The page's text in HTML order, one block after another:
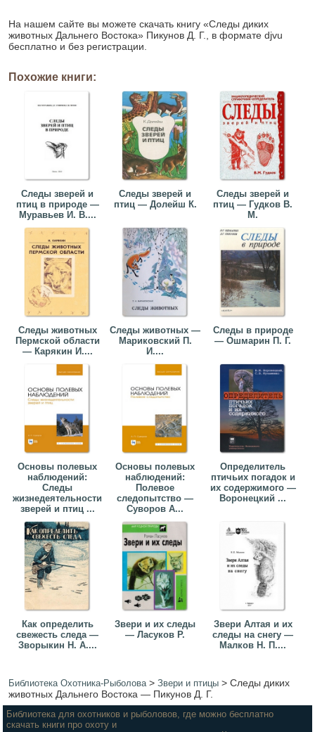
На нашем сайте вы можете скачать книгу «Следы диких
животных Дальнего Востока» Пикунов Д. Г., в формате djvu
бесплатно и без регистрации.
Похожие книги:
Следы зверей и
птиц в природе —
Муравьев И. В....
Следы зверей и
птиц — Долейш К.
Следы зверей и
птиц — Гудков В.
М.
Следы животных
Пермской области
— Карякин И....
Следы животных —
Мариковский П.
И....
Следы в природе
— Ошмарин П. Г.
Основы полевых
наблюдений:
Следы
жизнедеятельности
зверей и птиц ...
Основы полевых
наблюдений:
Полевое
следопытство —
Суворов А...
Определитель
птичьих погадок и
их содержимого —
Воронецкий ...
Как определить
свежесть следа —
Зворыкин Н. А....
Звери и их следы
— Ласуков Р.
Звери Алтая и их
следы на снегу —
Малков Н. П....
Библиотека Охотника-Рыболова>Звери и птицы >Следы диких
животных Дальнего Востока — Пикунов Д. Г.
Библиотека для охотников и рыболовов, где можно бесплатно
скачать книги про охоту и